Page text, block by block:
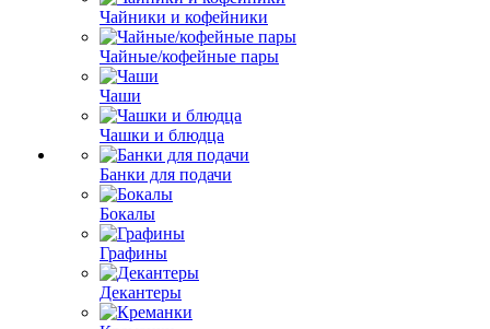
Чайники и кофейники
Чайные/кофейные пары
Чаши
Чашки и блюдца
Банки для подачи
Бокалы
Графины
Декантеры